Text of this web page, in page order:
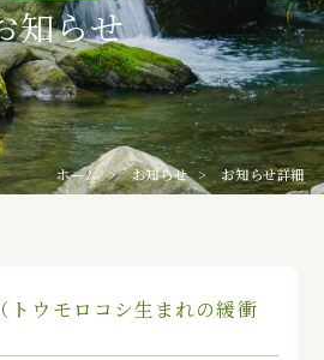
知らせ
ホーム お知らせ お知らせ詳細
ウモロコシ生まれの緩衝